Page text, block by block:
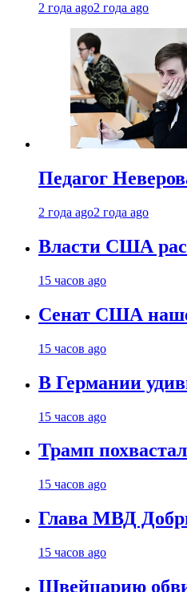
2 года ago2 года ago
Педагог
2 года ago2 года ago
Власти США
15 часов ago
Сенат США
15 часов ago
В Германии
15 часов ago
Трамп
15 часов ago
Глава МВД
15 часов ago
Швейцарию